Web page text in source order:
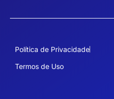
Política de Privacidade
Termos de Uso